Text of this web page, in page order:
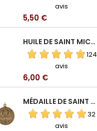
avis
Prix
5,50 €
HUILE DE SAINT MICHEL ARCHANGE
124
avis
Prix
6,00 €
MÉDAILLE DE SAINT BENOIT EN ALUMINIUM
32
avis